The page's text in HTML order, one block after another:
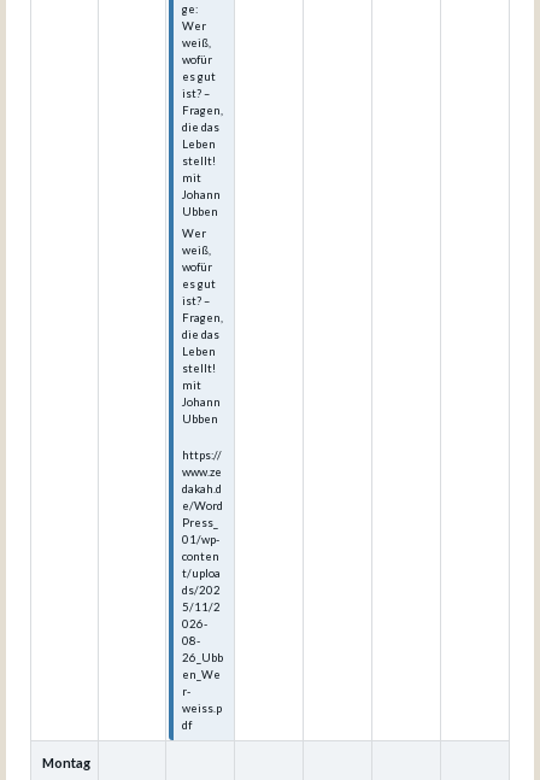
ge:
Wer
weiß,
wofür
es gut
ist? –
Fragen,
die das
Leben
stellt!
mit
Johann
Ubben
Wer
weiß,
wofür
es gut
ist? –
Fragen,
die das
Leben
stellt!
mit
Johann
Ubben
https://
www.ze
dakah.d
e/Word
Press_
01/wp-
conten
t/uploa
ds/202
5/11/2
026-
08-
26_Ubb
en_We
r-
weiss.p
df
Montag